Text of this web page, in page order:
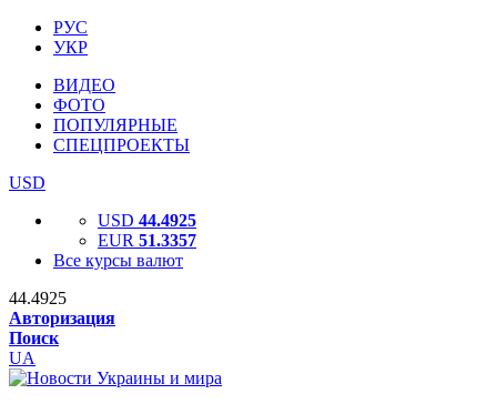
РУС
УКР
ВИДЕО
ФОТО
ПОПУЛЯРНЫЕ
СПЕЦПРОЕКТЫ
USD
USD 44.4925
EUR 51.3357
Все курсы валют
44.4925
Авторизация
Поиск
UA